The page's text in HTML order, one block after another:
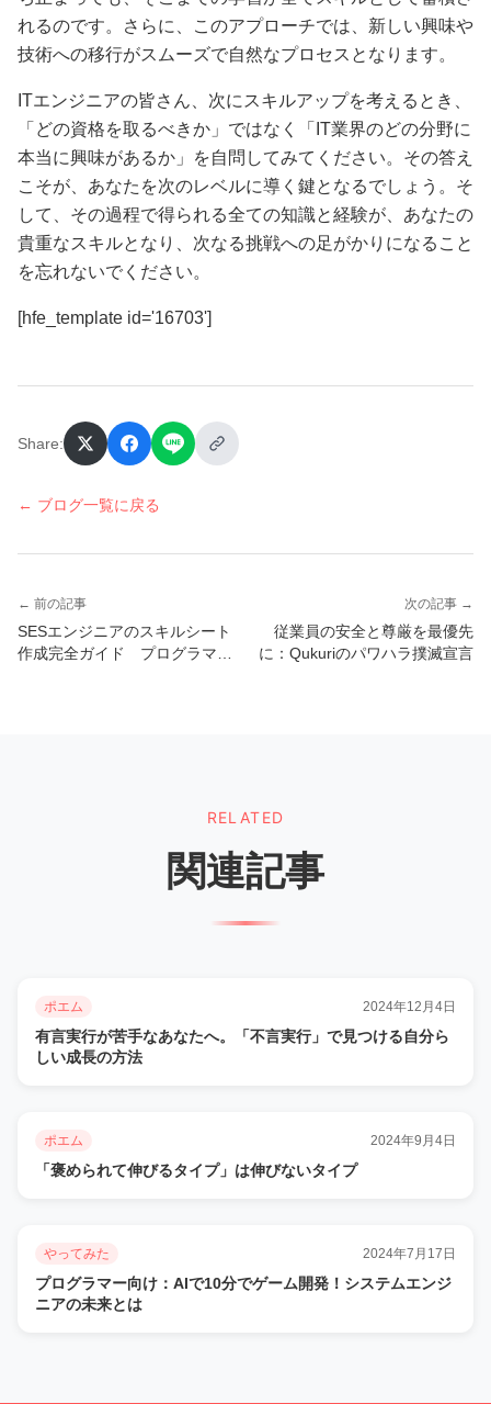
れるのです。さらに、このアプローチでは、新しい興味や
技術への移行がスムーズで自然なプロセスとなります。
ITエンジニアの皆さん、次にスキルアップを考えるとき、
「どの資格を取るべきか」ではなく「IT業界のどの分野に
本当に興味があるか」を自問してみてください。その答え
こそが、あなたを次のレベルに導く鍵となるでしょう。そ
して、その過程で得られる全ての知識と経験が、あなたの
貴重なスキルとなり、次なる挑戦への足がかりになること
を忘れないでください。
[hfe_template id='16703']
Share:
← ブログ一覧に戻る
← 前の記事
SESエンジニアのスキルシート
作成完全ガイド プログラマー
次の記事 →
従業員の安全と尊厳を最優先
に：Qukuriのパワハラ撲滅宣言
RELATED
関連記事
ポエム 2024年12月4日
有言実行が苦手なあなたへ。「不言実行」で見つける自分ら
しい成長の方法
ポエム 2024年9月4日
「褒められて伸びるタイプ」は伸びないタイプ
やってみた 2024年7月17日
プログラマー向け：AIで10分でゲーム開発！システムエンジ
ニアの未来とは